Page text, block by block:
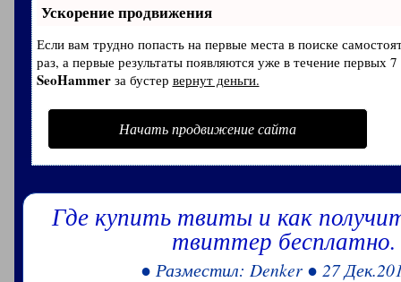
Ускорение продвижения
Если вам трудно попасть на первые места в поиске
раз, а первые результаты появляются уже в течение первых
SeoHammerза бустер вернут деньги.
Начать продвижение сайта
Где купить твиты и как
твиттер бесплатно.
● Разместил: Denker ● 27